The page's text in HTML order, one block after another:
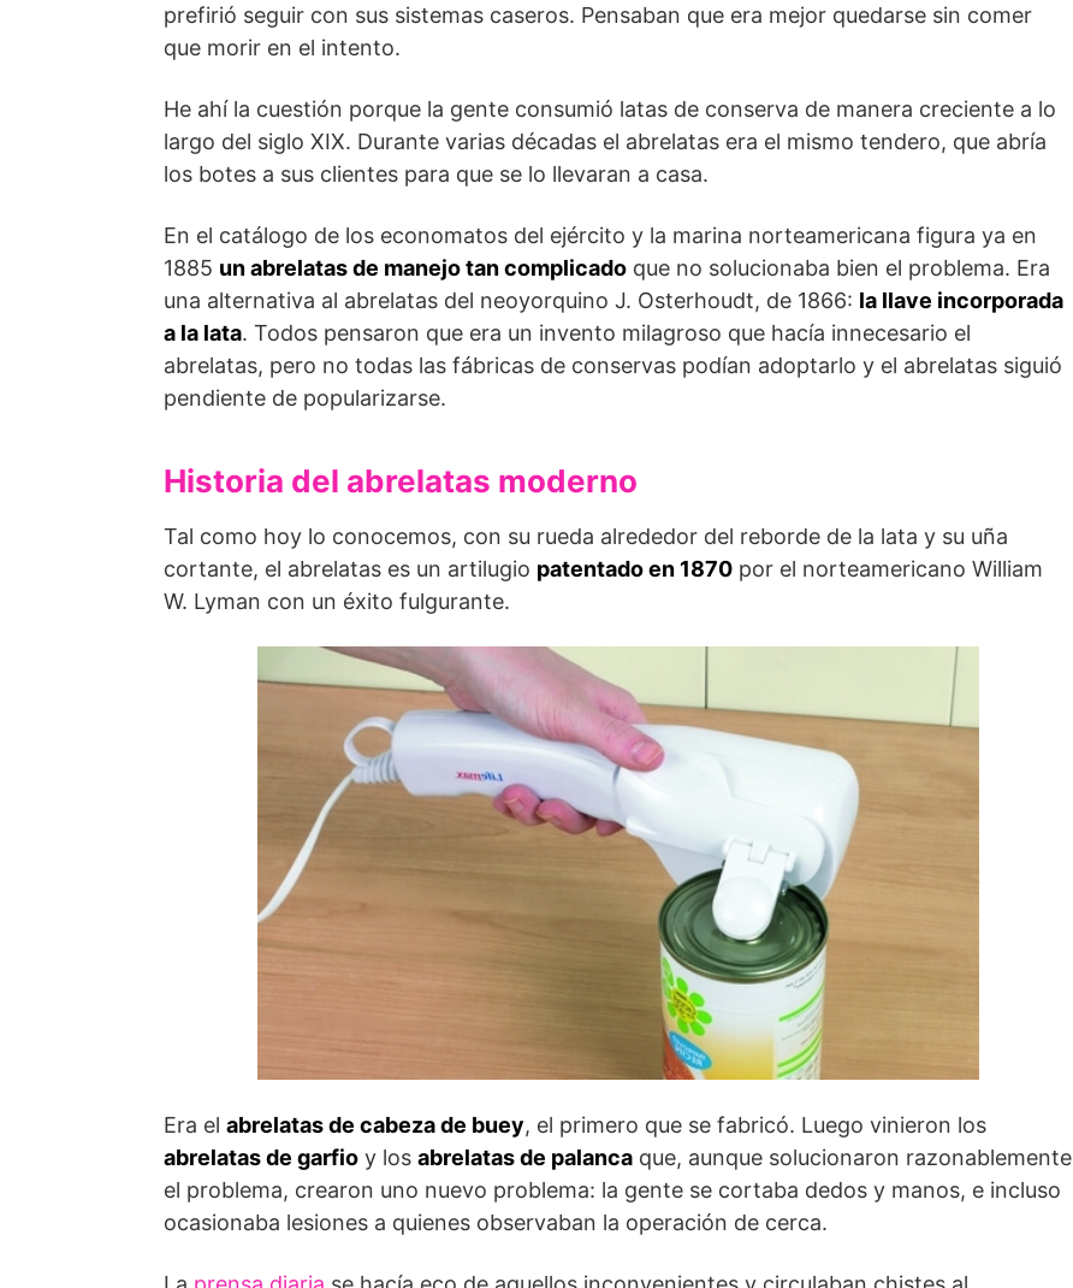
prefirió seguir con sus sistemas caseros. Pensaban que era mejor quedarse sin comer
que morir en el intento.
He ahí la cuestión porque la gente consumió latas de conserva de manera creciente a lo
largo del siglo XIX. Durante varias décadas el abrelatas era el mismo tendero, que abría
los botes a sus clientes para que se lo llevaran a casa.
En el catálogo de los economatos del ejército y la marina norteamericana figura ya en
1885 un abrelatas de manejo tan complicado que no solucionaba bien el problema. Era
una alternativa al abrelatas del neoyorquino J. Osterhoudt, de 1866: la llave incorporada
a la lata. Todos pensaron que era un invento milagroso que hacía innecesario el
abrelatas, pero no todas las fábricas de conservas podían adoptarlo y el abrelatas siguió
pendiente de popularizarse.
Historia del abrelatas moderno
Tal como hoy lo conocemos, con su rueda alrededor del reborde de la lata y su uña
cortante, el abrelatas es un artilugio patentado en 1870 por el norteamericano William
W. Lyman con un éxito fulgurante.
Era el abrelatas de cabeza de buey, el primero que se fabricó. Luego vinieron los
abrelatas de garfio y los abrelatas de palanca que, aunque solucionaron razonablemente
el problema, crearon uno nuevo problema: la gente se cortaba dedos y manos, e incluso
ocasionaba lesiones a quienes observaban la operación de cerca.